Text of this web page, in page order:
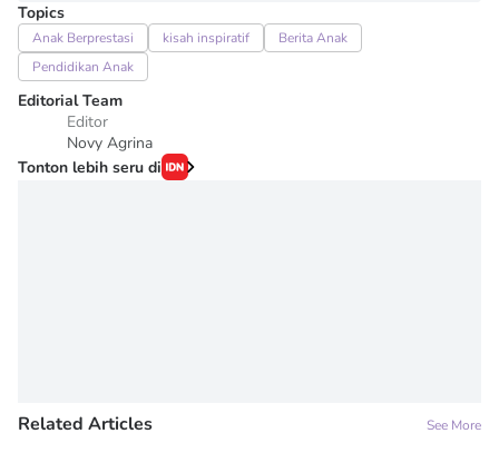
Topics
Anak Berprestasi kisah inspiratif
Berita Anak
Pendidikan Anak
Editorial Team
Editor
Novy Agrina
Tonton lebih seru di
Related Articles See More